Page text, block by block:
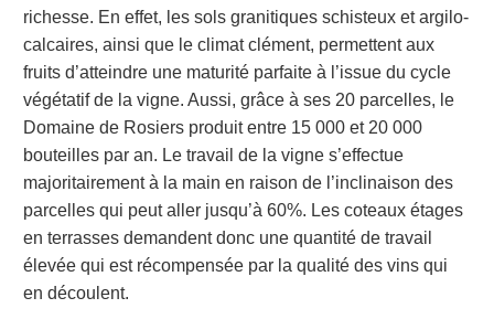
richesse. En effet, les sols granitiques schisteux et argilo-
calcaires, ainsi que le climat clément, permettent aux
fruits d’atteindre une maturité parfaite à l’issue du cycle
végétatif de la vigne. Aussi, grâce à ses 20 parcelles, le
Domaine de Rosiers produit entre 15 000 et 20 000
bouteilles par an. Le travail de la vigne s’effectue
majoritairement à la main en raison de l’inclinaison des
parcelles qui peut aller jusqu’à 60%. Les coteaux étages
en terrasses demandent donc une quantité de travail
élevée qui est récompensée par la qualité des vins qui
en découlent.